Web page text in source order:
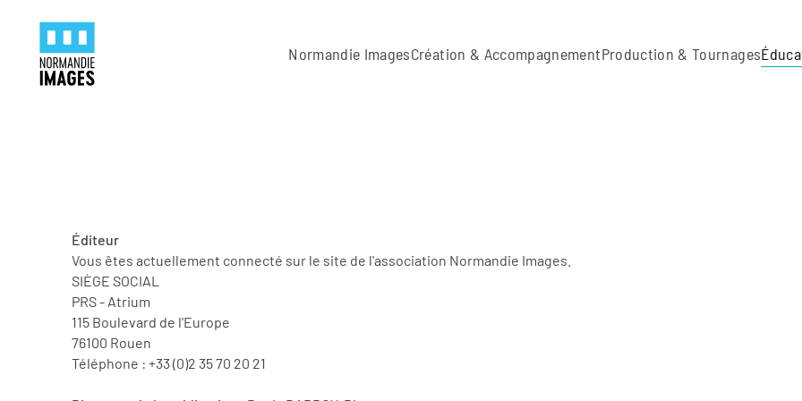
Skip to main content
Normandie ImagesCréation & AccompagnementProduction & Tournages
Éditeur
Vous êtes actuellement connecté sur le site de l'association Normandie Images.
SIÈGE SOCIAL
PRS - Atrium
115 Boulevard de l'Europe
76100 Rouen
Téléphone : +33 (0)2 35 70 20 21